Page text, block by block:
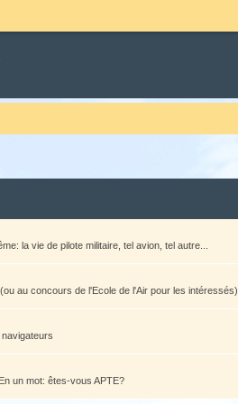
la vie de pilote militaire, tel avion, tel autre...
au concours de l'Ecole de l'Air pour les intéressés)
un mot: êtes-vous APTE?